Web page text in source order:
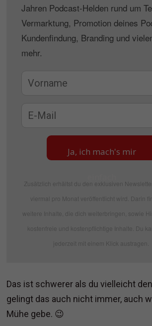
Jahren Podcast-Helden rund um
Vermarktung, Promotion deines
Kundenfindung, Branding und
mehr.
Ja, ich mach's mir
Zusätzlich erhältst du den exklusiven
viermal pro Monat veröffentlicht wird. Darin
weitere Inhalte, die dich weiterbringen, sowie
kostenfreie und kostenpflichtige Inhalte. Du
jederzeit mit einem Klick austragen.
Das ist schwerer als du vielleicht
gelingt das auch nicht immer, auch
Mühe gebe. 😉